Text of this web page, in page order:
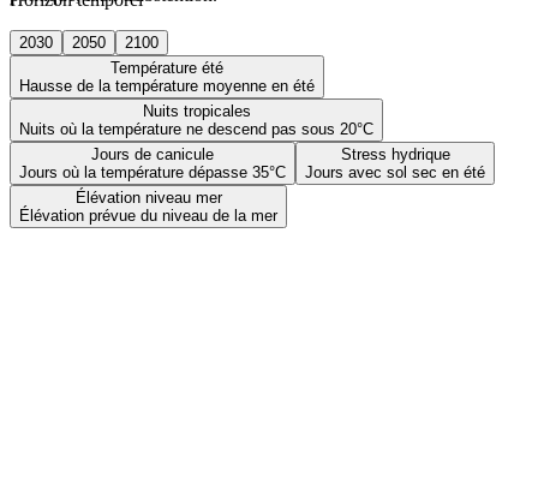
2030 2050
2100
Température été
Hausse de la température moyenne en été
Nuits tropicales
Nuits où la température ne descend pas sous 20°C
Jours de canicule
Jours où la température dépasse 35°C
Stress hydrique
Jours avec sol sec en été
Élévation niveau mer
Élévation prévue du niveau de la mer